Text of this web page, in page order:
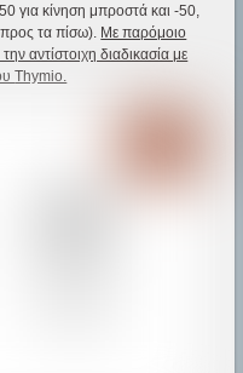
για κίνηση μπροστά και -50,
τα πίσω). Με παρόμοιο
αντίστοιχη διαδικασία με
Thymio.